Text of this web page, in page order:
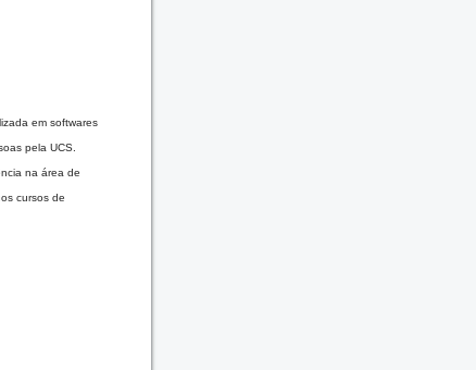
em softwares
pela UCS.
na área de
cursos de